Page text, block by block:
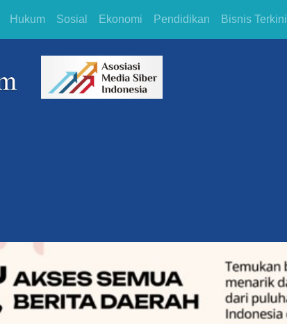
Hukum Sosial Ekonomi Pendidikan Bisnis Terkini